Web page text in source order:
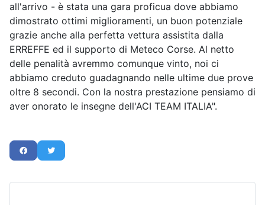
all'arrivo - è stata una gara proficua dove abbiamo
dimostrato ottimi miglioramenti, un buon potenziale
grazie anche alla perfetta vettura assistita dalla
ERREFFE ed il supporto di Meteco Corse. Al netto
delle penalità avremmo comunque vinto, noi ci
abbiamo creduto guadagnando nelle ultime due prove
oltre 8 secondi. Con la nostra prestazione pensiamo di
aver onorato le insegne dell'ACI TEAM ITALIA".